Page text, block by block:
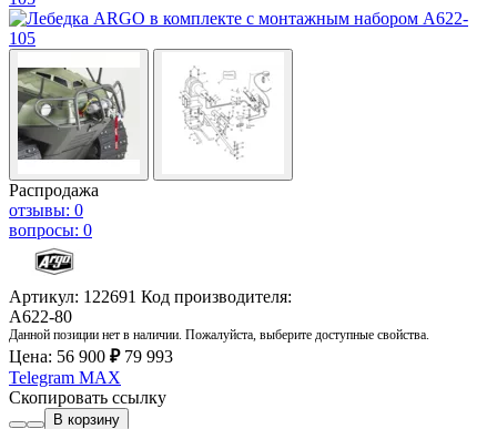
Распродажа
отзывы: 0
вопросы: 0
Артикул: 122691 Код производителя:
А622-80
Данной позиции нет в наличии. Пожалуйста, выберите доступные свойства.
Цена: 56 900 ₽ 79 993
Telegram MAX
Скопировать ссылку
В корзину